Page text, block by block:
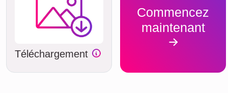
Téléchargement
Commencez
maintenant